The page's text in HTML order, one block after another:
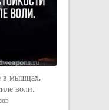
в мышцах,
воли.